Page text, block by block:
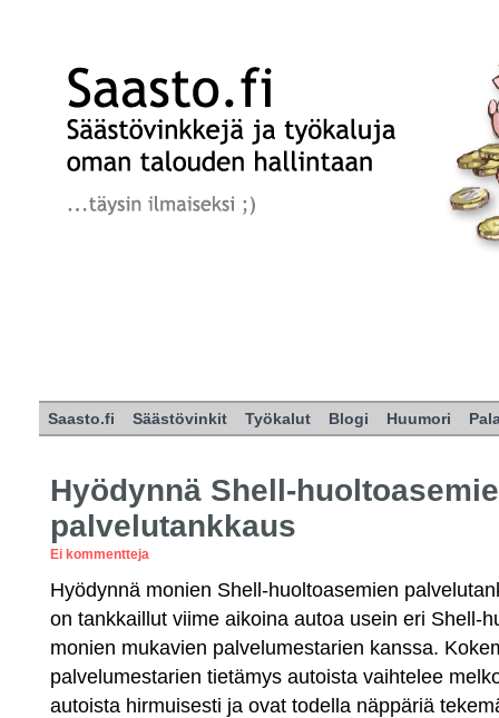
Saasto.fi Säästövinkit Työkalut Blogi Huumori
Hyödynnä Shell-
palvelutankkaus
Ei kommentteja
Hyödynnä monien Shell-huoltoasemien
on tankkaillut viime aikoina autoa usein eri Shell-
monien mukavien palvelumestarien kanssa.
palvelumestarien tietämys autoista vaihtelee
autoista hirmuisesti ja ovat todella näppäriä